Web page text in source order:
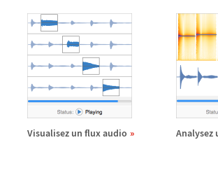
Visualisez un flux audio Analysez